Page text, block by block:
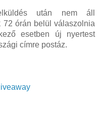
után nem áll
72 órán belül válaszolnia
esetben új nyertest
címre postáz.